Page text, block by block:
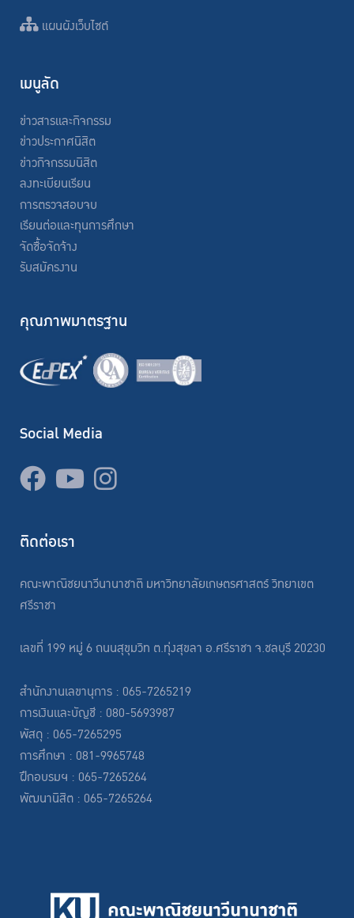
แผนผังเว็บไซต์
เมนูลัด
ข่าวสารและกิจกรรม
ข่าวประกาศนิสิต
ข่าวกิจกรรมนิสิต
ลงทะเบียนเรียน
การตรวจสอบจบ
เรียนต่อและทุนการศึกษา
จัดซื้อจัดจ้าง
รับสมัครงาน
คุณภาพมาตรฐาน
Social Media
ติดต่อเรา
คณะพาณิชยนาวีนานาชาติ มหาวิทยาลัยเกษตรศาสตร์ วิทยาเขต
ศรีราชา
เลขที่ 199 หมู่ 6 ถนนสุขุมวิท ต.ทุ่งสุขลา อ.ศรีราชา จ.ชลบุรี 20230
สำนักงานเลขานุการ : 065-7265219
การเงินและบัญชี : 080-5693987
พัสดุ : 065-7265295
การศึกษา : 081-9965748
ฝึกอบรมฯ : 065-7265264
พัฒนานิสิต : 065-7265264